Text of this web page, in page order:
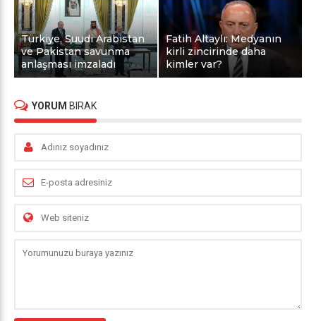
Türkiye, Suudi Arabistan
ve Pakistan savunma
anlaşması imzaladı
Fatih Altaylı: Medyanın
kirli zincirinde daha
kimler var?
YORUM BIRAK